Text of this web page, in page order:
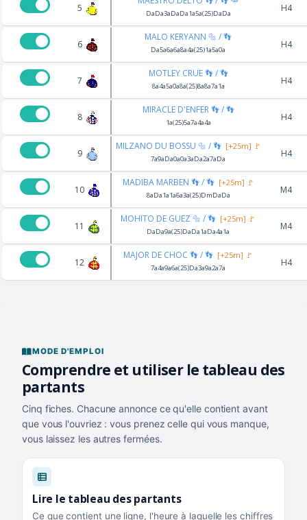
5 DaDa3aDaDa1a5a(25)DaDa H4
6
MALO KERYANN 🔩 / 👣
Da5a6a6a8a4a(25)1a5a0a H4
7
MOTLEY CRUE 👣 / 👣
8a4a5a0a8a(25)8a8a7a1a H4
8
MIRACLE D'ENFER 👣 / 👣
1a(25)5a7a4a4a H4
9
MILZANO DU BOSSU 🔩 / 👣 [+25m] 🚩
7a9aDa0a0a3aDa2a7aDa H4
10
MADIBA MARBEN 👣 / 👣 [+25m] 🚩
8aDa1a1a6a3a(25)DmDaDa M4
11
MOHITO DE GUEZ 🔩 / 👣 [+25m] 🚩
DaDa9a(25)DaDa1aDa4a1a M4
12
MAJOR DE CHOC 👣 / 👣 [+25m] 🚩
7a4a9a6a(25)Da3a9a2a7a H4
MODE D'EMPLOI
Comprendre et utiliser le tableau des
partants
Cinq fiches. Chacune annonce ce qu'elle contient avant
que vous l'ouvriez : vous prenez celle qui vous manque,
vous laissez les autres fermées.
Lire le tableau des partants
Ce que contient une ligne, l'heure à laquelle les chiffres